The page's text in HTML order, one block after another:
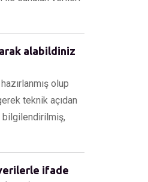
alabildiniz
olup
teknik açıdan
bilgilendirilmiş,
ifade